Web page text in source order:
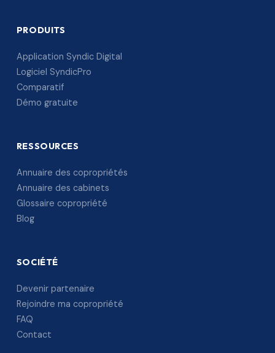
PRODUITS
Application Syndic Digital
Logiciel SyndicPro
Comparatif
Démo gratuite
RESSOURCES
Annuaire des copropriétés
Annuaire des cabinets
Glossaire copropriété
Blog
SOCIÉTÉ
Devenir partenaire
Rejoindre ma copropriété
FAQ
Contact